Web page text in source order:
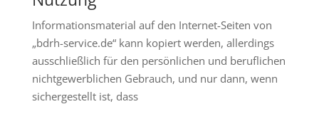
Informationsmaterial auf den Internet-Seiten von
„bdrh-service.de“ kann kopiert werden, allerdings
ausschließlich für den persönlichen und beruflichen
nichtgewerblichen Gebrauch, und nur dann, wenn
sichergestellt ist, dass